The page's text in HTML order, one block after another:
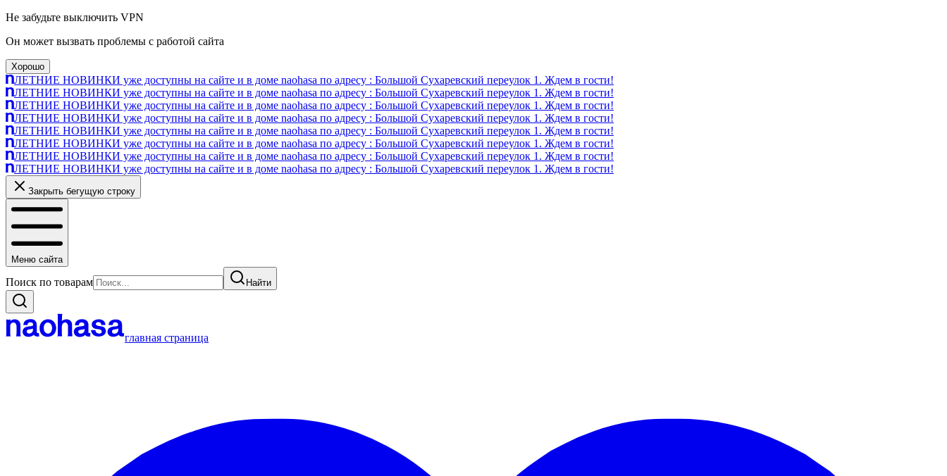
Не забудьте выключить VPN
Он может вызвать проблемы с работой сайта
Хорошо
ЛЕТНИЕ НОВИНКИ уже доступны на сайте и в доме naohasa по адресу : Большой Сухаревский переулок 1. Ждем в гости!
ЛЕТНИЕ НОВИНКИ уже доступны на сайте и в доме naohasa по адресу : Большой Сухаревский переулок 1. Ждем в гости!
ЛЕТНИЕ НОВИНКИ уже доступны на сайте и в доме naohasa по адресу : Большой Сухаревский переулок 1. Ждем в гости!
ЛЕТНИЕ НОВИНКИ уже доступны на сайте и в доме naohasa по адресу : Большой Сухаревский переулок 1. Ждем в гости!
ЛЕТНИЕ НОВИНКИ уже доступны на сайте и в доме naohasa по адресу : Большой Сухаревский переулок 1. Ждем в гости!
ЛЕТНИЕ НОВИНКИ уже доступны на сайте и в доме naohasa по адресу : Большой Сухаревский переулок 1. Ждем в гости!
ЛЕТНИЕ НОВИНКИ уже доступны на сайте и в доме naohasa по адресу : Большой Сухаревский переулок 1. Ждем в гости!
ЛЕТНИЕ НОВИНКИ уже доступны на сайте и в доме naohasa по адресу : Большой Сухаревский переулок 1. Ждем в гости!
Закрыть бегущую строку
Меню сайта
Поиск по товарам Найти
главная страница